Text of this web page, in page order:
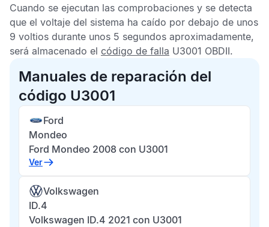
Cuando se ejecutan las comprobaciones y se detecta
que el voltaje del sistema ha caído por debajo de unos
9 voltios durante unos 5 segundos aproximadamente,
será almacenado el código de falla U3001 OBDII.
Manuales de reparación del
código U3001
Ford
Mondeo
Ford Mondeo 2008 con U3001
Ver
Volkswagen
ID.4
Volkswagen ID.4 2021 con U3001